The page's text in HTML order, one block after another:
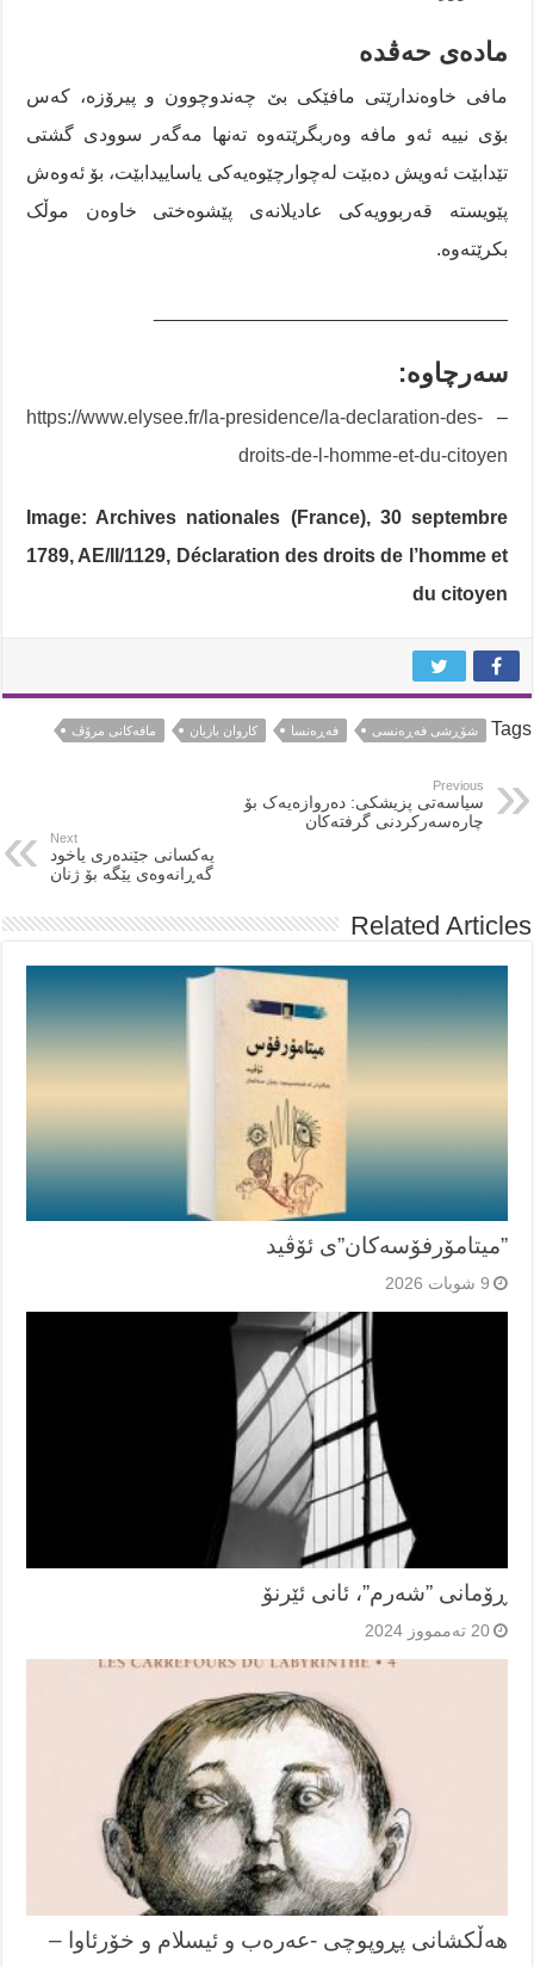
مادەی حەڤدە
مافی خاوەندارێتی مافێکی بێ چەندوچوون و پیرۆزە، کەس
بۆی نییە ئەو مافە وەربگرێتەوە تەنها مەگەر سوودی گشتی
تێدابێت ئەویش دەبێت لەچوارچێوەیەکی یاساییدابێت، بۆ ئەوەش
پێویستە قەربوویەکی عادیلانەی پێشوەختی خاوەن موڵک
بکرێتەوە.
سەرچاوە:
–
https://www.elysee.fr/la-presidence/la-declaration-des-
droits-de-l-homme-et-du-citoyen
Image: Archives nationales (France), 30 septembre
1789, AE/II/1129, Déclaration des droits de l’homme et
du citoyen
Tags شۆڕشی فەڕەنسی فەڕەنسا کاروان بازیان مافەکانی مرۆڤ
Previous
سیاسەتى پزیشکى: دەروازەیەک بۆ
چارەسەرکردنى گرفتەکان
Next
یەکسانى جێندەرى یاخود
گەڕانەوەى پێگە بۆ ژنان
Related Articles
”میتامۆرفۆسەکان”ی ئۆڤید
9 شوبات 2026
ڕۆمانی ”شەرم”، ئانی ئێرنۆ
20 تەممووز 2024
هەڵکشانی پڕوپوچی -عەرەب و ئیسلام و خۆرئاوا –